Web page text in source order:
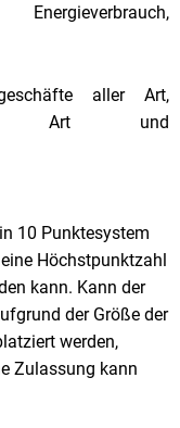
aller Art,
Art und
10 Punktesystem
Höchstpunktzahl
kann. Kann der
der Größe der
werden,
Zulassung kann